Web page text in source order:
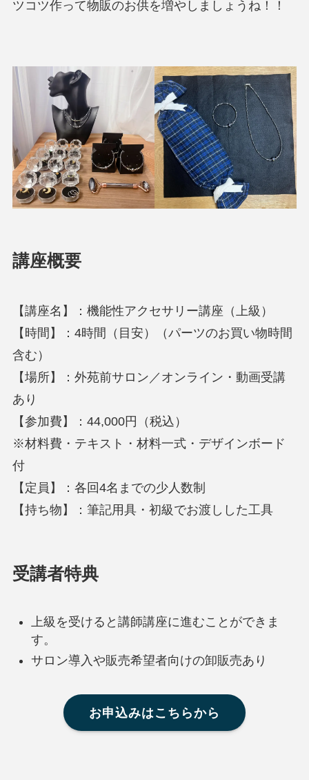
ツコツ作って物販のお供を増やしましょうね！！
講座概要
【講座名】：機能性アクセサリー講座（上級）
【時間】：4時間（目安）（パーツのお買い物時間
含む）
【場所】：外苑前サロン／オンライン・動画受講
あり
【参加費】：44,000円（税込）
※材料費・テキスト・材料一式・デザインボード
付
【定員】：各回4名までの少人数制
【持ち物】：筆記用具・初級でお渡しした工具
受講者特典
上級を受けると講師講座に進むことができま
す。
サロン導入や販売希望者向けの卸販売あり
お申込みはこちらから